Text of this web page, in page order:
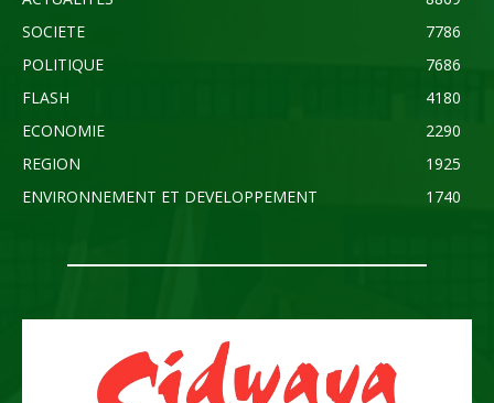
SOCIETE
7786
POLITIQUE
7686
FLASH
4180
ECONOMIE
2290
REGION
1925
ENVIRONNEMENT ET DEVELOPPEMENT
1740